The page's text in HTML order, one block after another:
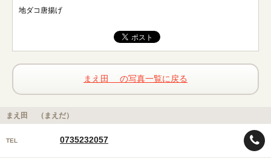
地ダコ唐揚げ
まえ田 の写真一覧に戻る
まえ田 （まえだ）
TEL 0735232057